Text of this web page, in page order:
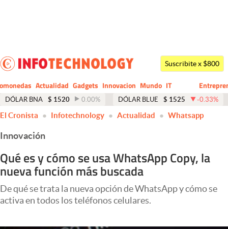
Dólar
Economía y Política
Finanzas y Mercados
Mercados Online
Negocios
Columnistas
Suscribite x $800
Actualidad Gadgets Innovacion Mundo
CIO
IT
Business
DÓLAR BNA $ 1520 0.00% DÓLAR BLUE $ 1525 -0.33%
El Cronista Infotechnology Actualidad Whatsapp
Innovación
Qué es y cómo se usa WhatsApp Copy, la
nueva función más buscada
De qué se trata la nueva opción de WhatsApp y cómo se
activa en todos los teléfonos celulares.